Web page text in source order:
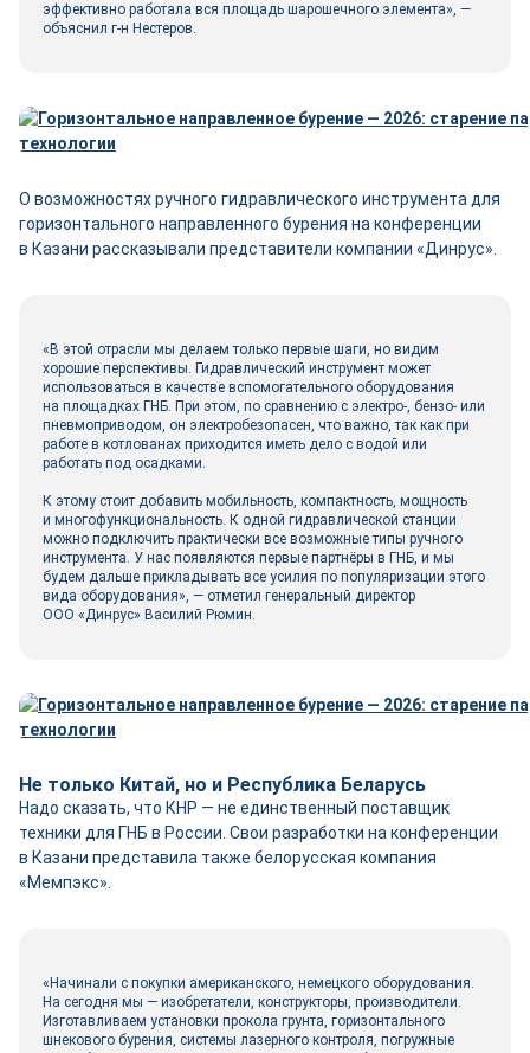
эффективно работала вся площадь шарошечного элемента», —
объяснил г-н Нестеров.
О возможностях ручного гидравлического инструмента для
горизонтального направленного бурения на конференции
в Казани рассказывали представители компании «Динрус».
«В этой отрасли мы делаем только первые шаги, но видим
хорошие перспективы. Гидравлический инструмент может
использоваться в качестве вспомогательного оборудования
на площадках ГНБ. При этом, по сравнению с электро-, бензо- или
пневмоприводом, он электробезопасен, что важно, так как при
работе в котлованах приходится иметь дело с водой или
работать под осадками.
К этому стоит добавить мобильность, компактность, мощность
и многофункциональность. К одной гидравлической станции
можно подключить практически все возможные типы ручного
инструмента. У нас появляются первые партнёры в ГНБ, и мы
будем дальше прикладывать все усилия по популяризации этого
вида оборудования», — отметил генеральный директор
ООО «Динрус» Василий Рюмин.
Не только Китай, но и Республика Беларусь
Надо сказать, что КНР — не единственный поставщик
техники для ГНБ в России. Свои разработки на конференции
в Казани представила также белорусская компания
«Мемпэкс».
«Начинали с покупки американского, немецкого оборудования.
На сегодня мы — изобретатели, конструкторы, производители.
Изготавливаем установки прокола грунта, горизонтального
шнекового бурения, системы лазерного контроля, погружные